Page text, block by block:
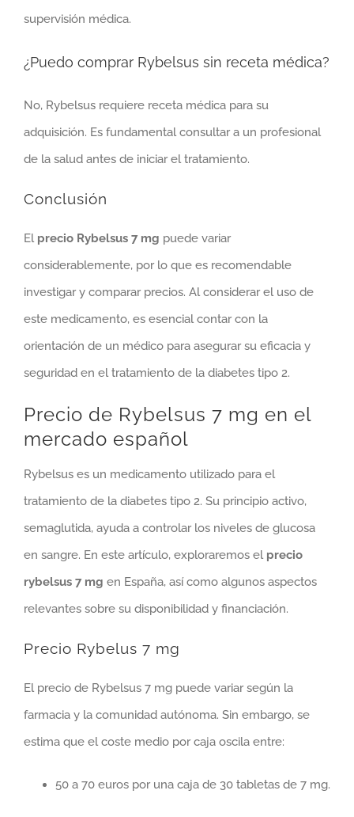
supervisión médica.
¿Puedo comprar Rybelsus sin receta médica?
No, Rybelsus requiere receta médica para su
adquisición. Es fundamental consultar a un profesional
de la salud antes de iniciar el tratamiento.
Conclusión
El precio Rybelsus 7 mg puede variar
considerablemente, por lo que es recomendable
investigar y comparar precios. Al considerar el uso de
este medicamento, es esencial contar con la
orientación de un médico para asegurar su eficacia y
seguridad en el tratamiento de la diabetes tipo 2.
Precio de Rybelsus 7 mg en el
mercado español
Rybelsus es un medicamento utilizado para el
tratamiento de la diabetes tipo 2. Su principio activo,
semaglutida, ayuda a controlar los niveles de glucosa
en sangre. En este artículo, exploraremos el precio
rybelsus 7 mg en España, así como algunos aspectos
relevantes sobre su disponibilidad y financiación.
Precio Rybelus 7 mg
El precio de Rybelsus 7 mg puede variar según la
farmacia y la comunidad autónoma. Sin embargo, se
estima que el coste medio por caja oscila entre:
50 a 70 euros por una caja de 30 tabletas de 7 mg.